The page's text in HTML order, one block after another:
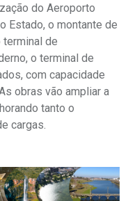
do Aeroporto
Estado, o montante de
terminal de
o terminal de
com capacidade
obras vão ampliar a
tanto o
cargas.